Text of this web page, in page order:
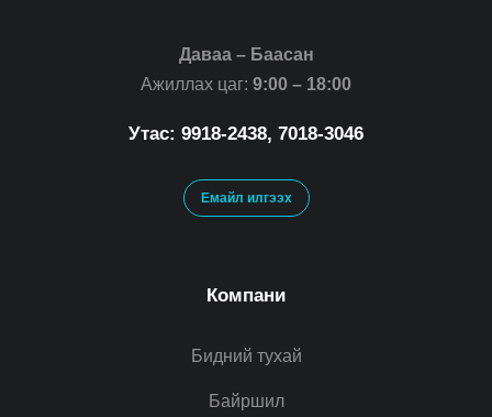
Даваа – Баасан
Ажиллах цаг: 9:00 – 18:00
Утас: 9918-2438, 7018-3046
Емайл илгээх
Компани
Бидний тухай
Байршил